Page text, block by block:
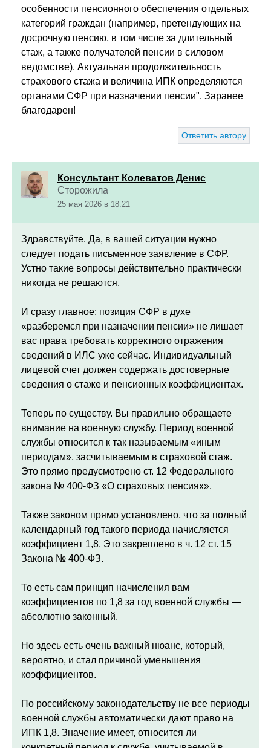
особенности пенсионного обеспечения отдельных
категорий граждан (например, претендующих на
досрочную пенсию, в том числе за длительный
стаж, а также получателей пенсии в силовом
ведомстве). Актуальная продолжительность
страхового стажа и величина ИПК определяются
органами СФР при назначении пенсии". Заранее
благодарен!
Ответить автору
Консультант Колеватов Денис
Сторожила
25 мая 2026 в 18:21
Здравствуйте. Да, в вашей ситуации нужно
следует подать письменное заявление в СФР.
Устно такие вопросы действительно практически
никогда не решаются.
И сразу главное: позиция СФР в духе
«разберемся при назначении пенсии» не лишает
вас права требовать корректного отражения
сведений в ИЛС уже сейчас. Индивидуальный
лицевой счет должен содержать достоверные
сведения о стаже и пенсионных коэффициентах.
Теперь по существу. Вы правильно обращаете
внимание на военную службу. Период военной
службы относится к так называемым «иным
периодам», засчитываемым в страховой стаж.
Это прямо предусмотрено ст. 12 Федерального
закона № 400-ФЗ «О страховых пенсиях».
Также законом прямо установлено, что за полный
календарный год такого периода начисляется
коэффициент 1,8. Это закреплено в ч. 12 ст. 15
Закона № 400-ФЗ.
То есть сам принцип начисления вам
коэффициентов по 1,8 за год военной службы —
абсолютно законный.
Но здесь есть очень важный нюанс, который,
вероятно, и стал причиной уменьшения
коэффициентов.
По российскому законодательству не все периоды
военной службы автоматически дают право на
ИПК 1,8. Значение имеет, относится ли